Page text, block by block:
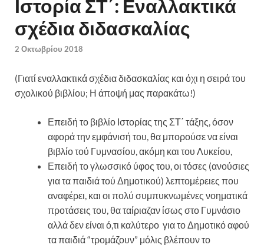
Π.Ε.
Ιστορία ΣΤ΄: Εναλλακτικά
σχέδια διδασκαλίας
2 Οκτωβρίου 2018
(Γιατί εναλλακτικά σχέδια διδασκαλίας και όχι η σειρά του
σχολικού βιβλίου; Η άποψή μας παρακάτω!)
Επειδή το βιβλίο Ιστορίας της ΣΤ΄ τάξης, όσον
αφορά την εμφάνισή του, θα μπορούσε να είναι
βιβλίο τού Γυμνασίου, ακόμη και του Λυκείου,
Επειδή το γλωσσικό ύφος του, οι τόσες (ανούσιες
για τα παιδιά τού Δημοτικού) λεπτομέρειες που
αναφέρει, και οι πολύ συμπυκνωμένες νοηματικά
προτάσεις του, θα ταίριαζαν ίσως στο Γυμνάσιο
αλλά δεν είναι ό,τι καλύτερο για το Δημοτικό αφού
τα παιδιά “τρομάζουν” μόλις βλέπουν το